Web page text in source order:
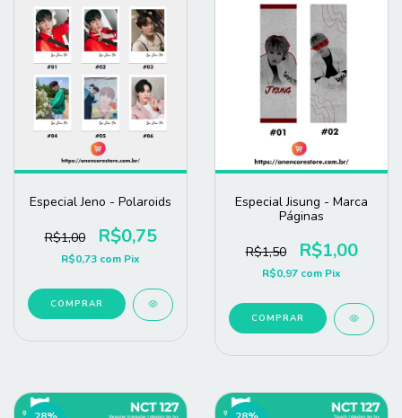
Especial Jeno - Polaroids
R$1,00 R$0,75
R$0,73 com Pix
COMPRAR
Especial Jisung - Marca
Páginas
R$1,50 R$1,00
R$0,97 com Pix
COMPRAR